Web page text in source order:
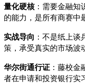
量化硬核：需要金融知
的能力，是所有商赛中
实战导向 ：不是纸上
策，承受真实的市场波
华尔街通行证 ：藤校
者在申请和投资银行实